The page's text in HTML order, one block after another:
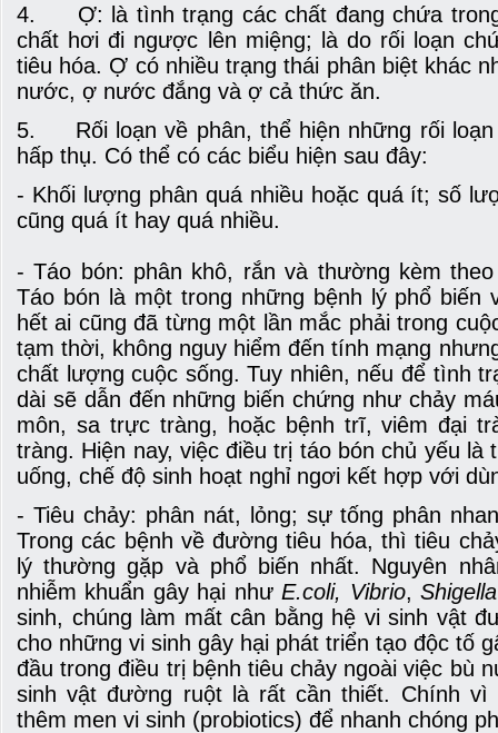
4. Ợ: là tình trạng các chất đang chứa
chất hơi đi ngược lên miệng; là do rối loạn
tiêu hóa. Ợ có nhiều trạng thái phân biệt khác
nước, ợ nước đắng và ợ cả thức ăn.
5. Rối loạn về phân, thể hiện những rối loạn
hấp thụ. Có thể có các biểu hiện sau đây:
- Khối lượng phân quá nhiều hoặc quá ít; số
cũng quá ít hay quá nhiều.
- Táo bón: phân khô, rắn và thường kèm
Táo bón là một trong những bệnh lý phổ biến
hết ai cũng đã từng một lần mắc phải trong
tạm thời, không nguy hiểm đến tính mạng
chất lượng cuộc sống. Tuy nhiên, nếu để tình
dài sẽ dẫn đến những biến chứng như chảy
môn, sa trực tràng, hoặc bệnh trĩ, viêm đại
tràng. Hiện nay, việc điều trị táo bón chủ yếu là
uống, chế độ sinh hoạt nghỉ ngơi kết hợp với
- Tiêu chảy: phân nát, lỏng; sự tống phân
Trong các bệnh về đường tiêu hóa, thì tiêu
lý thường gặp và phổ biến nhất. Nguyên
nhiễm khuẩn gây hại nhưE.coli, Vibrio,Shigella
sinh, chúng làm mất cân bằng hệ vi sinh vật
cho những vi sinh gây hại phát triển tạo độc tố
đầu trong điều trị bệnh tiêu chảy ngoài việc bù
sinh vật đường ruột là rất cần thiết. Chính
thêm men vi sinh (probiotics) để nhanh chóng